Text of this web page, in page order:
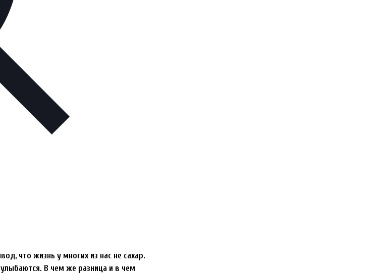
что жизнь у многих из нас не сахар.
улыбаются. В чем же разница и в чем